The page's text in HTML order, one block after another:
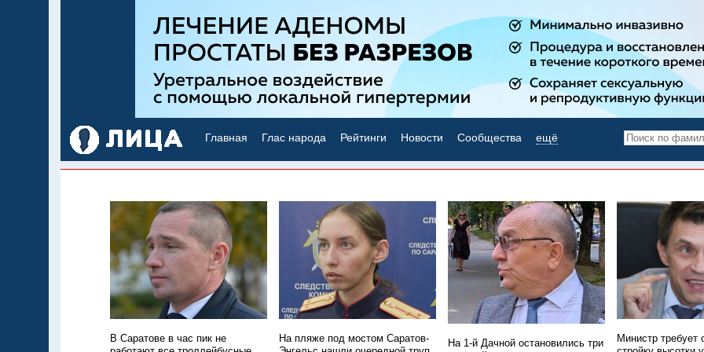
Главная Глас народа Рейтинги Новости Сообщества ещё
В Саратове в час пик не
На пляже под мостом Саратов-
На 1-й Дачной остановились три
Министр требует